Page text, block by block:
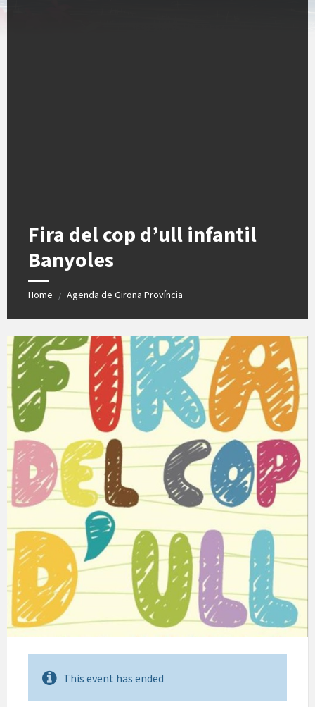
Fira del cop d’ull infantil
Banyoles
Home / Agenda de Girona Província
This event has ended